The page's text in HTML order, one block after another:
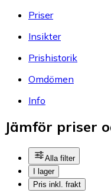
Priser
Insikter
Prishistorik
Omdömen
Info
Jämför priser
Alla filter
I lager
Pris inkl. frakt